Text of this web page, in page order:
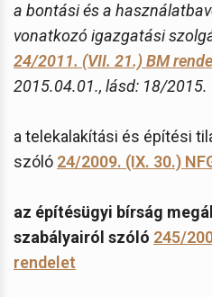
a bontási és a
vonatkozó igazgatási
24/2011. (VII. 21.) BM
2015.04.01., lásd: 18/2015.
a telekalakítási és építési
szóló 24/2009. (IX. 30.)
az építésügyi bírság
szabályairól szóló 245/
rendelet